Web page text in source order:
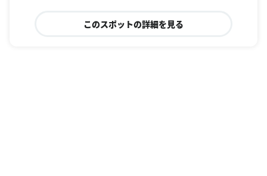
このスポットの詳細を見る